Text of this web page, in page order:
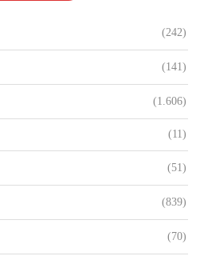
(242)
(141)
(1.606)
(11)
(51)
(839)
(70)